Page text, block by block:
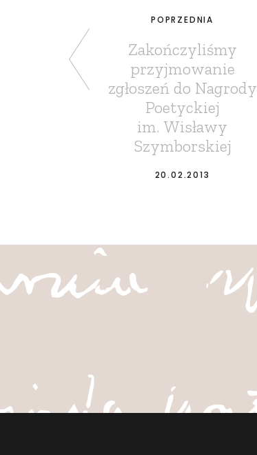
POPRZEDNIA
20.02.2013
Zakończyliśmy
przyjmowanie
zgłoszeń do Nagrody
Poetyckiej
im. Wisławy
Szymborskiej